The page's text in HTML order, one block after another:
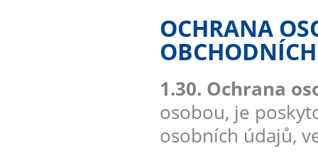
OCHRANA
1.30. Ochrana
osobou, je
osobních údajů,